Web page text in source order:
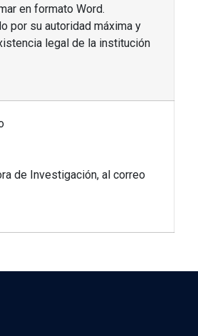
en formato Word.
por su autoridad máxima y
legal de la institución
de Investigación, al correo